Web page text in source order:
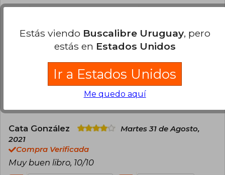
Martes 03 de Agosto, 2021
Muy buena historia. Buen romance y desarrollo de
la historia. Calidad excelente
Esta opinión es útil 3
Cata González
Martes 31 de Agosto,
2021
Compra Verificada
Muy buen libro, 10/10
Estás viendo Buscalibre Uruguay, pero
estás en Estados Unidos
Ir a Estados Unidos
Me quedo aquí